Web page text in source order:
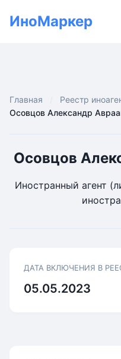
ИноМаркер
Главная
Реестр
Осовцов Александр
Осовцов
Иностранный агент
ДАТА ВКЛЮЧЕНИЯ В
05.05.2023